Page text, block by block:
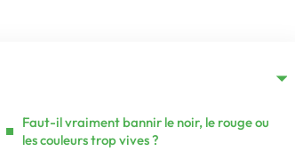
Faut-il vraiment bannir le noir, le rouge ou
les couleurs trop vives ?